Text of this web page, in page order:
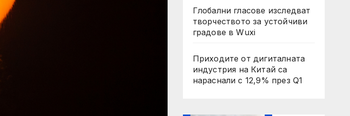
Глобални гласове изследват
творчеството за устойчиви
градове в Wuxi
Приходите от дигиталната
индустрия на Китай са
нараснали с 12,9% през Q1